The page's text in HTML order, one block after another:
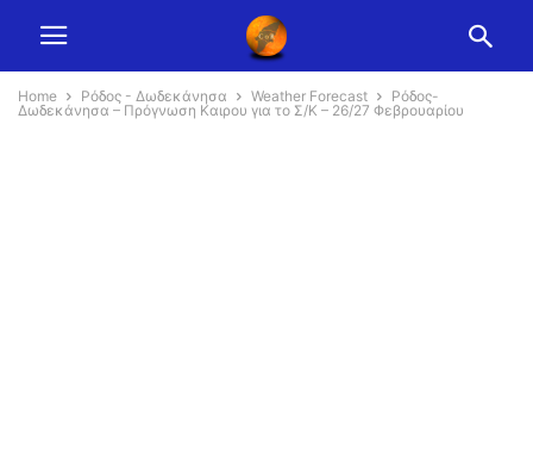
Home Ρόδος - Δωδεκάνησα Weather Forecast
Ρόδος-
Δωδεκάνησα – Πρόγνωση Καιρου για το Σ/Κ – 26/27 Φεβρουαρίου